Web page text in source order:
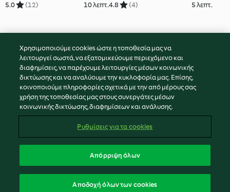
5.0 (12) 10 λεπτ.4.8 (4) 5 λεπτ.
Χρησιμοποιούμε cookies ώστε η τοποθεσία μας να
λειτουργεί σωστά, να εξατομικεύουμε περιεχόμενο και
διαφημίσεις, να παρέχουμε λειτουργίες μέσων κοινωνικής
δικτύωσης και να αναλύουμε την κυκλοφορία μας. Επίσης,
κοινοποιούμε πληροφορίες σχετικά με την από μέρους σας
χρήση της τοποθεσίας μας στους συνεργάτες μέσων
κοινωνικής δικτύωσης, διαφημίσεων και ανάλυσης.
Ρυθμίσεις για τα cookies
Απόρριψη όλων
Αποδοχή όλων των cookies